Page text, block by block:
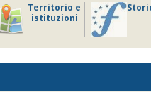
Territorio e
istituzioni